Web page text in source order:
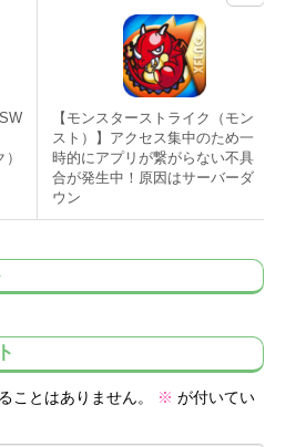
【モンスターストライク（モン
スト）】アクセス集中のため一
時的にアプリが繋がらない不具
合が発生中！原因はサーバーダ
ウン
ことはありません。 ※ が付いてい